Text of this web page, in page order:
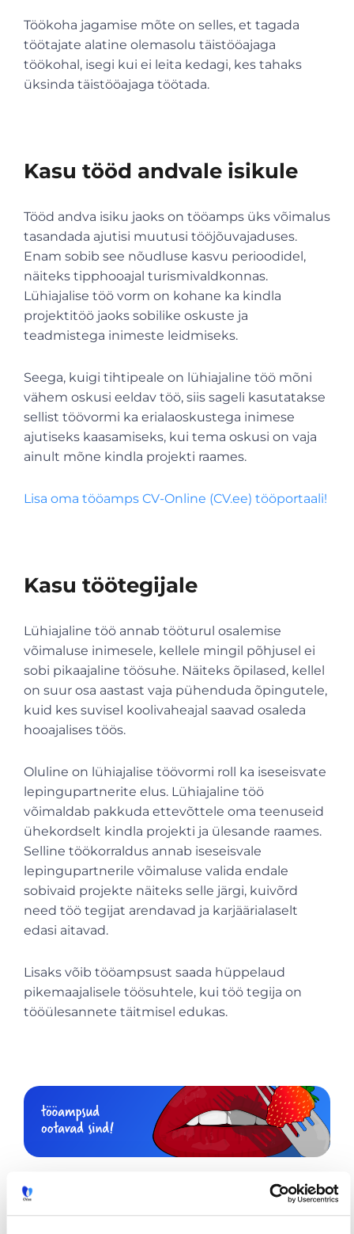
Töökoha jagamise mõte on selles, et tagada
töötajate alatine olemasolu täistööajaga
töökohal, isegi kui ei leita kedagi, kes tahaks
üksinda täistööajaga töötada.
Kasu tööd andvale isikule
Tööd andva isiku jaoks on tööamps üks võimalus
tasandada ajutisi muutusi tööjõuvajaduses.
Enam sobib see nõudluse kasvu perioodidel,
näiteks tipphooajal turismivaldkonnas.
Lühiajalise töö vorm on kohane ka kindla
projektitöö jaoks sobilike oskuste ja
teadmistega inimeste leidmiseks.
Seega, kuigi tihtipeale on lühiajaline töö mõni
vähem oskusi eeldav töö, siis sageli kasutatakse
sellist töövormi ka erialaoskustega inimese
ajutiseks kaasamiseks, kui tema oskusi on vaja
ainult mõne kindla projekti raames.
Lisa oma tööamps CV-Online (CV.ee) tööportaali!
Kasu töötegijale
Lühiajaline töö annab tööturul osalemise
võimaluse inimesele, kellele mingil põhjusel ei
sobi pikaajaline töösuhe. Näiteks õpilased, kellel
on suur osa aastast vaja pühenduda õpingutele,
kuid kes suvisel koolivaheajal saavad osaleda
hooajalises töös.
Oluline on lühiajalise töövormi roll ka iseseisvate
lepingupartnerite elus. Lühiajaline töö
võimaldab pakkuda ettevõttele oma teenuseid
ühekordselt kindla projekti ja ülesande raames.
Selline töökorraldus annab iseseisvale
lepingupartnerile võimaluse valida endale
sobivaid projekte näiteks selle järgi, kuivõrd
need töö tegijat arendavad ja karjäärialaselt
edasi aitavad.
Lisaks võib tööampsust saada hüppelaud
pikemaajalisele töösuhtele, kui töö tegija on
tööülesannete täitmisel edukas.
Artikkel on koostatud
Tuleviku töö – uued